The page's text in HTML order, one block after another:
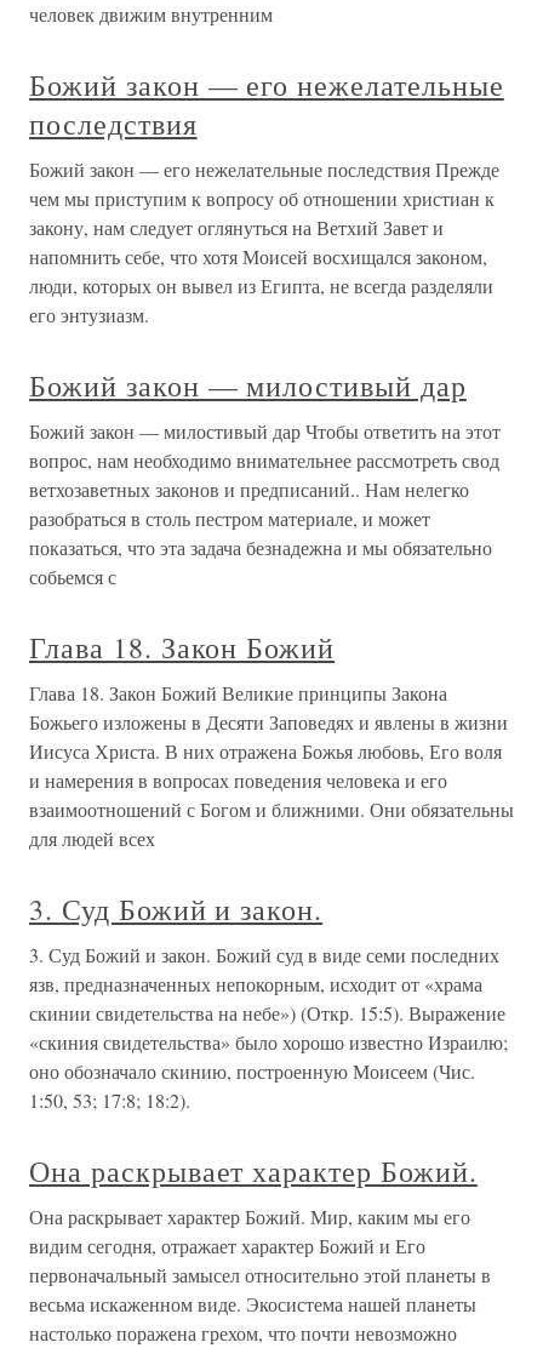
человек движим внутренним
Божий закон — его нежелательные
последствия
Божий закон — его нежелательные последствия Прежде
чем мы приступим к вопросу об отношении христиан к
закону, нам следует оглянуться на Ветхий Завет и
напомнить себе, что хотя Моисей восхищался законом,
люди, которых он вывел из Египта, не всегда разделяли
его энтузиазм.
Божий закон — милостивый дар
Божий закон — милостивый дар Чтобы ответить на этот
вопрос, нам необходимо внимательнее рассмотреть свод
ветхозаветных законов и предписаний.. Нам нелегко
разобраться в столь пестром материале, и может
показаться, что эта задача безнадежна и мы обязательно
собьемся с
Глава 18. Закон Божий
Глава 18. Закон Божий Великие принципы Закона
Божьего изложены в Десяти Заповедях и явлены в жизни
Иисуса Христа. В них отражена Божья любовь, Его воля
и намерения в вопросах поведения человека и его
взаимоотношений с Богом и ближними. Они обязательны
для людей всех
3. Суд Божий и закон.
3. Суд Божий и закон. Божий суд в виде семи последних
язв, предназначенных непокорным, исходит от «храма
скинии свидетельства на небе») (Откр. 15:5). Выражение
«скиния свидетельства» было хорошо известно Израилю;
оно обозначало скинию, построенную Моисеем (Чис.
1:50, 53; 17:8; 18:2).
Она раскрывает характер Божий.
Она раскрывает характер Божий. Мир, каким мы его
видим сегодня, отражает характер Божий и Его
первоначальный замысел относительно этой планеты в
весьма искаженном виде. Экосистема нашей планеты
настолько поражена грехом, что почти невозможно